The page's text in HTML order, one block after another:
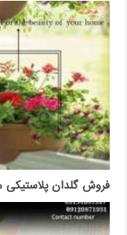
فروش گلدان